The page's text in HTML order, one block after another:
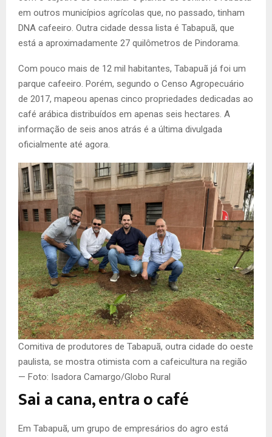
em outros municípios agrícolas que, no passado, tinham
DNA cafeeiro. Outra cidade dessa lista é Tabapuã, que
está a aproximadamente 27 quilômetros de Pindorama.
Com pouco mais de 12 mil habitantes, Tabapuã já foi um
parque cafeeiro. Porém, segundo o Censo Agropecuário
de 2017, mapeou apenas cinco propriedades dedicadas ao
café arábica distribuídos em apenas seis hectares. A
informação de seis anos atrás é a última divulgada
oficialmente até agora.
Comitiva de produtores de Tabapuã, outra cidade do oeste
paulista, se mostra otimista com a cafeicultura na região
— Foto: Isadora Camargo/Globo Rural
Sai a cana, entra o café
Em Tabapuã, um grupo de empresários do agro está